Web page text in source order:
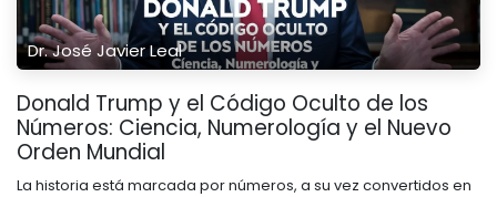
Dr. José Javier Leal
Donald Trump y el Código Oculto de los
Números: Ciencia, Numerología y el Nuevo
Orden Mundial
La historia está marcada por números, a su vez convertidos en